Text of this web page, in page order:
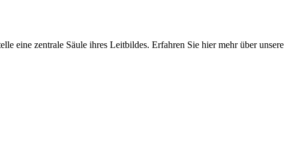
eine zentrale Säule ihres Leitbildes. Erfahren Sie hier mehr über